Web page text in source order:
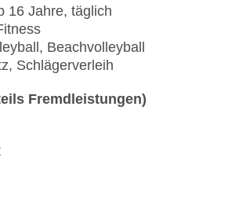
16 Jahre, täglich
Beachvolleyball
Schlägerverleih
Fremdleistungen)